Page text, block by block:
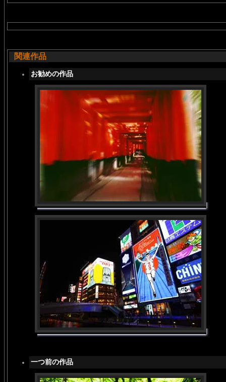
関連作品
お勧めの作品
一つ前の作品